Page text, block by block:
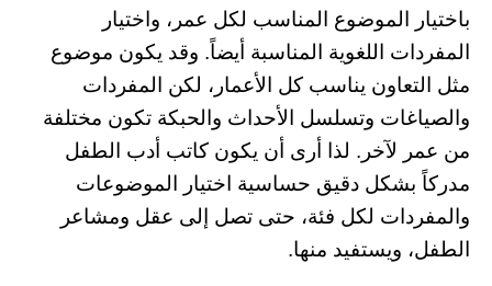
باختيار الموضوع المناسب لكل عمر، واختيار
المفردات اللغوية المناسبة أيضاً. وقد يكون موضوع
مثل التعاون يناسب كل الأعمار، لكن المفردات
والصياغات وتسلسل الأحداث والحبكة تكون مختلفة
من عمر لآخر. لذا أرى أن يكون كاتب أدب الطفل
مدركاً بشكل دقيق حساسية اختيار الموضوعات
والمفردات لكل فئة، حتى تصل إلى عقل ومشاعر
الطفل، ويستفيد منها.